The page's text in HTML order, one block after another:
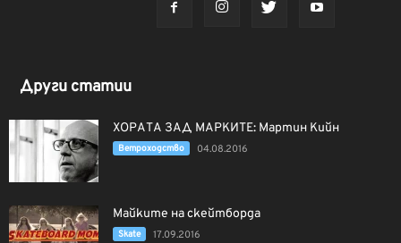
Други статии
ХОРАТА ЗАД МАРКИТЕ: Мартин Кийн
Ветроходство 04.08.2016
Майките на скейтборда
Skate 17.09.2016